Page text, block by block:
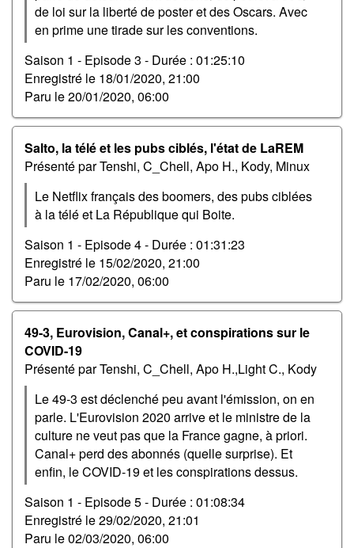
de loi sur la liberté de poster et des Oscars. Avec
en prime une tirade sur les conventions.
Saison 1 - Episode 3 - Durée : 01:25:10
Enregistré le 18/01/2020, 21:00
Paru le20/01/2020, 06:00
Salto, la télé et les pubs ciblés, l'état de LaREM
Présenté par Tenshi, C_Chell, Apo H., Kody, Minux
Le Netflix français des boomers, des pubs ciblées
à la télé et La République qui Boite.
Saison 1 - Episode 4 - Durée : 01:31:23
Enregistré le 15/02/2020, 21:00
Paru le 17/02/2020, 06:00
49-3, Eurovision, Canal+, et conspirations sur le
COVID-19
Présenté par Tenshi, C_Chell, Apo H.,Light C., Kody
Le 49-3 est déclenché peu avant l'émission, on en
parle. L'Eurovision 2020 arrive et le ministre de la
culture ne veut pas que la France gagne, à priori.
Canal+ perd des abonnés (quelle surprise). Et
enfin, le COVID-19 et les conspirations dessus.
Saison 1 - Episode 5 - Durée : 01:08:34
Enregistré le29/02/2020, 21:01
Paru le02/03/2020, 06:00